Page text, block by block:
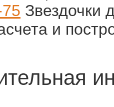
Звездочки
и